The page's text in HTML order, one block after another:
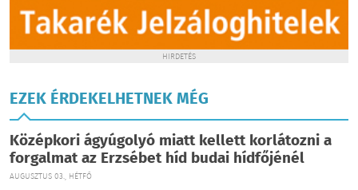
HIRDETÉS
EZEK ÉRDEKELHETNEK MÉG
Középkori ágyúgolyó miatt kellett korlátozni a
forgalmat az Erzsébet híd budai hídfőjénél
AUGUSZTUS 03., HÉTFŐ